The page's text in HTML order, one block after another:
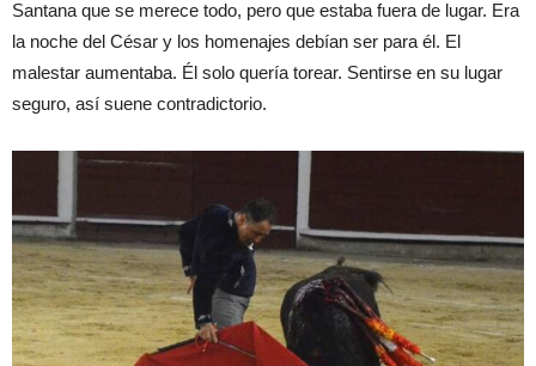
Santana que se merece todo, pero que estaba fuera de lugar. Era
la noche del César y los homenajes debían ser para él. El
malestar aumentaba. Él solo quería torear. Sentirse en su lugar
seguro, así suene contradictorio.